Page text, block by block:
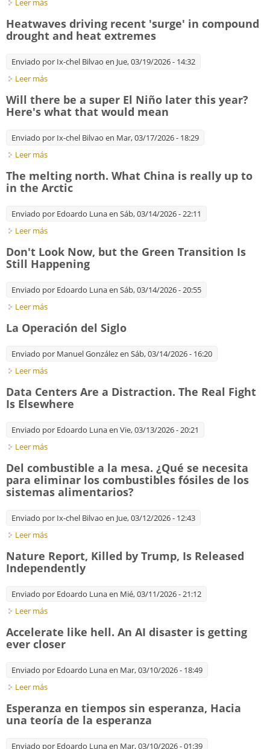
Leer más
Heatwaves driving recent 'surge' in compound
drought and heat extremes
Enviado por Ix-chel Bilvao en Jue, 03/19/2026 - 14:32
Leer más
Will there be a super El Niño later this year?
Here's what that would mean
Enviado por Ix-chel Bilvao en Mar, 03/17/2026 - 18:29
Leer más
The melting north. What China is really up to
in the Arctic
Enviado por Edoardo Lunaen Sáb, 03/14/2026 - 22:11
Leer más
Don't Look Now, but the Green Transition Is
Still Happening
Enviado por Edoardo Lunaen Sáb, 03/14/2026 - 20:55
Leer más
La Operación del Siglo
Enviado por Manuel Gonzálezen Sáb, 03/14/2026 - 16:20
Leer más
Data Centers Are a Distraction. The Real Fight
Is Elsewhere
Enviado por Edoardo Lunaen Vie, 03/13/2026 - 20:21
Leer más
Del combustible a la mesa. ¿Qué se necesita
para eliminar los combustibles fósiles de los
sistemas alimentarios?
Enviado por Ix-chel Bilvao en Jue, 03/12/2026 - 12:43
Leer más
Nature Report, Killed by Trump, Is Released
Independently
Enviado por Edoardo Lunaen Mié, 03/11/2026 - 21:12
Leer más
Accelerate like hell. An AI disaster is getting
ever closer
Enviado por Edoardo Lunaen Mar, 03/10/2026 - 18:49
Leer más
Esperanza en tiempos sin esperanza, Hacia
una teoría de la esperanza
Enviado por Edoardo Lunaen Mar, 03/10/2026 - 01:39